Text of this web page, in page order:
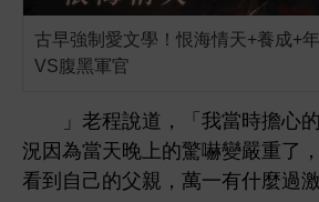
古早強制愛文學！恨海情天+養成+
VS腹黑軍官
」老程 ，「 當 擔
況因為當
驚嚇變嚴 ，
到自己
父親，萬 什麼過激